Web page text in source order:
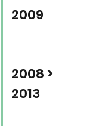
2009
2008 >
2013